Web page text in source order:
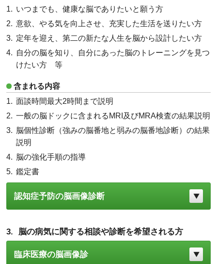
いつまでも、健康な脳でありたいと願う方
意欲、やる気を向上させ、充実した生活を送りたい方
定年を迎え、第二の新たな人生を脳から設計したい方
自分の脳を知り、自分にあった脳のトレーニングを見つ
けたい方 等
含まれる内容
面談時間最大2時間まで説明
一般の脳ドックに含まれるMRI及びMRA検査の結果説明
脳個性診断（強みの脳番地と弱みの脳番地診断）の結果
説明
脳の強化手順の指導
鑑定書
認知症予防の脳画像診断
脳の病気に関する相談や診断を希望される方
臨床医療の脳画像診